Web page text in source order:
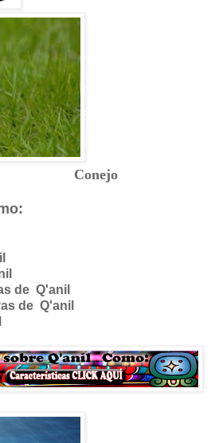
Conejo
de Q'anil
de Q'anil